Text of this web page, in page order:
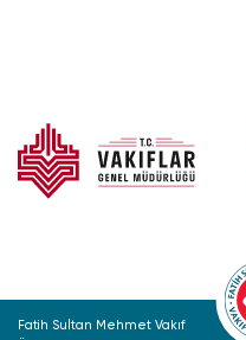
Fatih Sultan Mehmet Vakıf